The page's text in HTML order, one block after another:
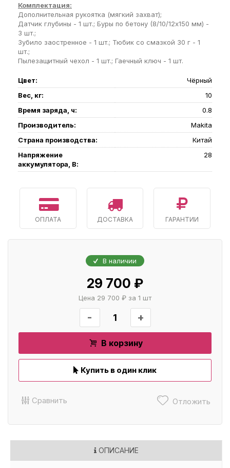
Комплектация:
Дополнительная рукоятка (мягкий захват);
Датчик глубины - 1 шт.; Буры по бетону (8/10/12x150 мм) -
3 шт.;
Зубило заостренное - 1 шт.; Тюбик со смазкой 30 г - 1
шт.;
Пылезащитный чехол - 1 шт.; Гаечный ключ - 1 шт.
Цвет:
Чёрный
Вес, кг:
10
Время заряда, ч:
0.8
Производитель:
Makita
Страна производства:
Китай
Напряжение
аккумулятора, В:
28
ОПЛАТА ДОСТАВКА ГАРАНТИИ
В наличии
29 700 ₽
Цена 29 700 ₽ за 1 шт
- +
В корзину
Купить в один клик
Сравнить Отложить
ОПИСАНИЕ